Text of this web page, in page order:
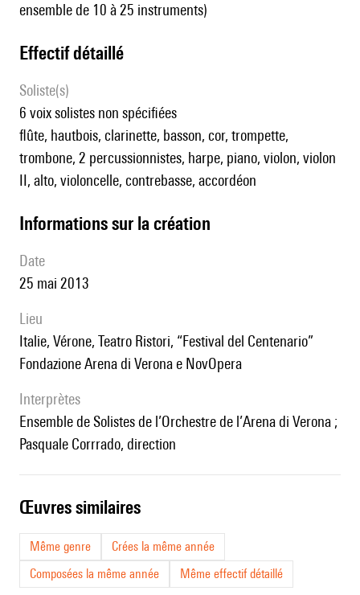
ensemble de 10 à 25 instruments)
effectif détaillé
Soliste(s)
6 voix solistes non spécifiées
flûte, hautbois, clarinette, basson, cor, trompette,
trombone, 2 percussionnistes, harpe, piano, violon, violon
II, alto, violoncelle, contrebasse, accordéon
informations sur la création
date
25 mai 2013
lieu
Italie, Vérone, Teatro Ristori, “Festival del Centenario”
Fondazione Arena di Verona e NovOpera
interprètes
Ensemble de Solistes de l’Orchestre de l’Arena di Verona ;
Pasquale Corrrado, direction
œuvres similaires
Même genre
Crées la même année
Composées la même année
Même effectif détaillé